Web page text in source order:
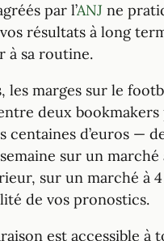
par l’ANJ ne
résultats à long
à sa routine.
les marges sur le
deux
d’euros —
sur un
sur un marché à
de vos pronostics.
est accessible